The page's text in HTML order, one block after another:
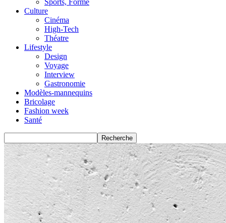
Sports, Forme
Culture
Cinéma
High-Tech
Théatre
Lifestyle
Design
Voyage
Interview
Gastronomie
Modèles-mannequins
Bricolage
Fashion week
Santé